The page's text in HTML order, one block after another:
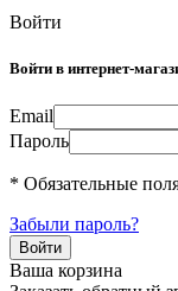
Войти
Войти в интернет-
Email
Пароль
* Обязательные
Забыли пароль?
Ваша корзина